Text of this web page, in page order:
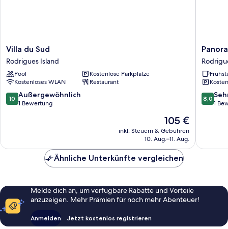
Villa
du
Sud
Rodrigues
Island
Villa du Sud
Rodrigues Island
Pool
Kostenlose Parkplätze
Kostenloses WLAN
Restaurant
10.0
von
10 Außergewöhnlich
1 Bewertung
Der
Preis
beträgt
105 €
inkl. Steuern & Gebühren
10. Aug.–11. Aug.
Paradise
Island
8.0
von
8,0
1
Ähnliche Unterkünfte vergleichen
Melde dich an, um verfügbare Rabatte und Vorteile
anzuzeigen. Mehr Prämien für noch mehr Abenteuer!
Anmelden Jetzt kostenlos registrieren